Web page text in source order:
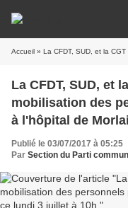
Accueil » La CFDT, SUD, et la CGT appellent à la
La CFDT, SUD, et
mobilisation des
à l'hôpital de
Publié le 03/07/2017 à 05:25
Par Section du Parti